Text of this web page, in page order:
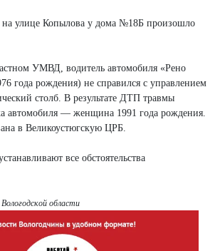
на улице Копылова у дома №18Б произошло
УМВД, водитель автомобиля «Рено
года рождения) не справился с управлением
столб. В результате ДТП травмы
автомобиля — женщина 1991 года рождения.
в Великоустюгскую ЦРБ.
все обстоятельства
области